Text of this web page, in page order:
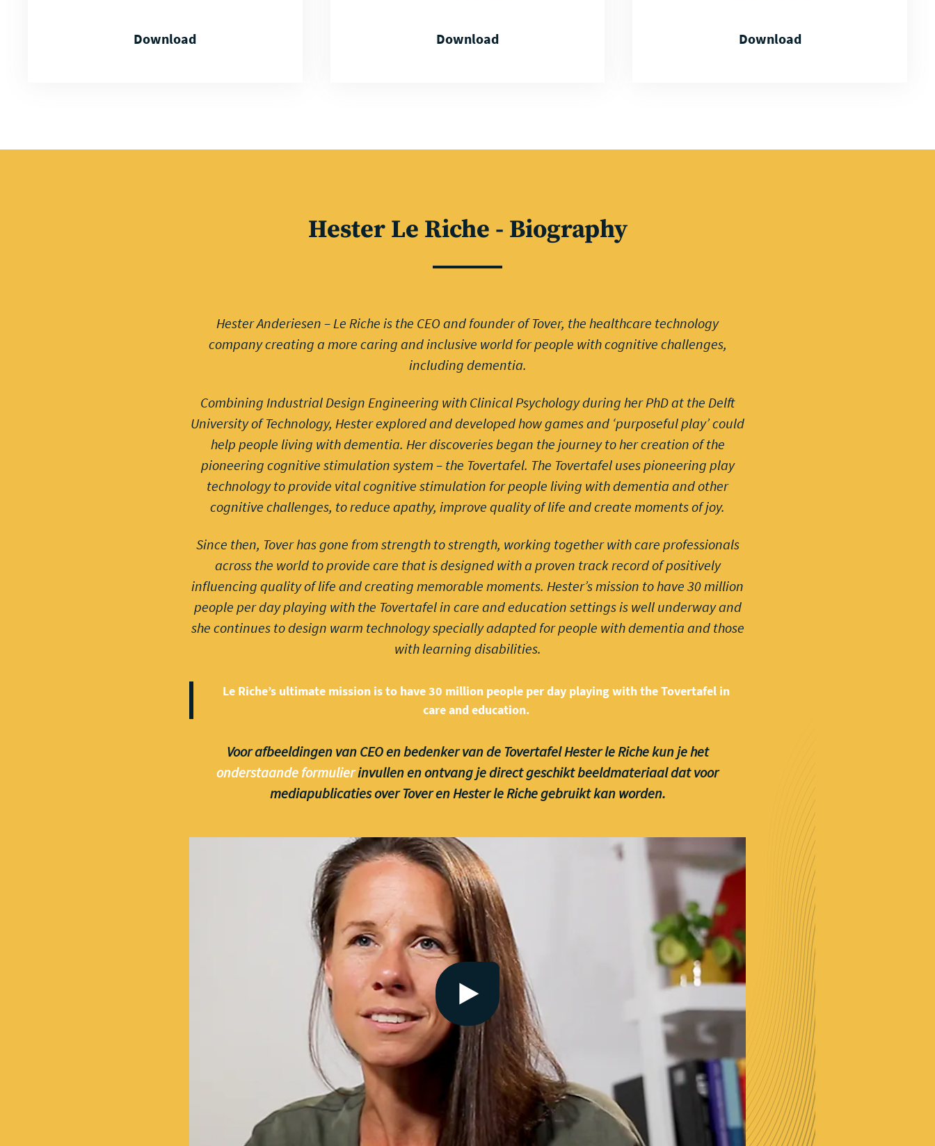
Download Download Download
Hester Le Riche - Biography
Hester Anderiesen – Le Riche is the CEO and founder of Tover, the healthcare technology
company creating a more caring and inclusive world for people with cognitive challenges,
including dementia.
Combining Industrial Design Engineering with Clinical Psychology during her PhD at the Delft
University of Technology, Hester explored and developed how games and ‘purposeful play’ could
help people living with dementia. Her discoveries began the journey to her creation of the
pioneering cognitive stimulation system – the Tovertafel. The Tovertafel uses pioneering play
technology to provide vital cognitive stimulation for people living with dementia and other
cognitive challenges, to reduce apathy, improve quality of life and create moments of joy.
Since then, Tover has gone from strength to strength, working together with care professionals
across the world to provide care that is designed with a proven track record of positively
influencing quality of life and creating memorable moments. Hester’s mission to have 30 million
people per day playing with the Tovertafel in care and education settings is well underway and
she continues to design warm technology specially adapted for people with dementia and those
with learning disabilities.
Le Riche’s ultimate mission is to have 30 million people per day playing with the Tovertafel in
care and education.
Voor afbeeldingen van CEO en bedenker van de Tovertafel Hester le Riche kun je het
onderstaande formulierinvullen en ontvang je direct geschikt beeldmateriaal dat voor
mediapublicaties over Tover en Hester le Riche gebruikt kan worden.
Bekijk video